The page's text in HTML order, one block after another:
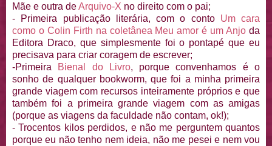
Mãe e outra deArquivo-X no direito com o pai;
- Primeira publicação literária, com o contoUm cara
como o Colin Firth na coletânea Meu amor é um Anjo da
Editora Draco, que simplesmente foi o pontapé que eu
precisava para criar coragem de escrever;
-Primeira Bienal do Livro, porque convenhamos é o
sonho de qualquer bookworm, que foi a minha primeira
grande viagem com recursos inteiramente próprios e que
também foi a primeira grande viagem com as amigas
(porque as viagens da faculdade não contam, ok!);
- Trocentos kilos perdidos, e não me perguntem quantos
porque eu não tenho nem ideia, não me pesei e nem vou